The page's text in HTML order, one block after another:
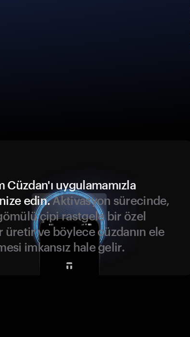
Cüzdan'ı uygulamamızla
edin.Aktivasyon sürecinde,
çipi rastgele bir özel
üretir ve böylece cüzdanın ele
imkansız hale gelir.